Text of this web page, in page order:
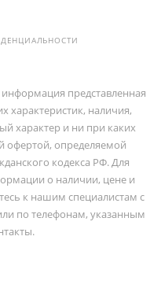
представленная
характеристик, наличия,
характер и ни при каких
офертой, определяемой
кодекса РФ. Для
о наличии, цене и
к нашим специалистам с
по телефонам, указанным